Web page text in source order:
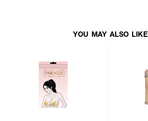
YOU MAY ALSO LIKE